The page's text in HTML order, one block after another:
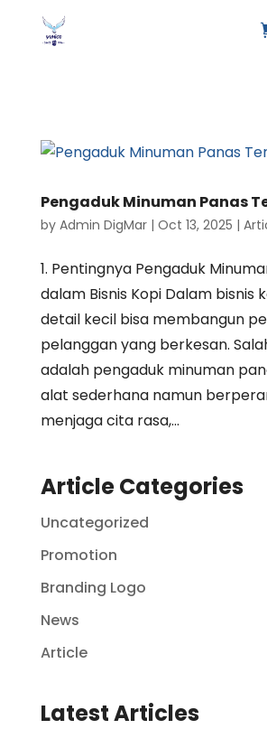
Pengaduk Minuman Panas
by Admin DigMar| Oct 13, 2025 |
1. Pentingnya Pengaduk
dalam Bisnis Kopi Dalam bisnis
detail kecil bisa membangun
pelanggan yang berkesan.
adalah pengaduk minuman
alat sederhana namun
menjaga cita rasa,...
Article Categories
Uncategorized
Promotion
Branding Logo
News
Article
Latest Articles